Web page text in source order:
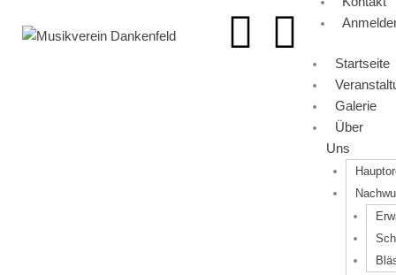
F
I
Startseite
Galerie
Über
Uns